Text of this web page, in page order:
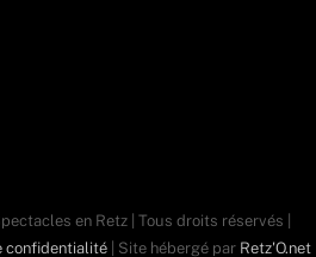
en Retz | Tous droits réservés |
confidentialité | Site hébergé par Retz'O.net